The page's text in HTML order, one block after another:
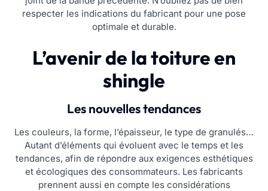
respecter les indications du fabricant pour une pose
optimale et durable.
L’avenir de la toiture en
shingle
Les nouvelles tendances
Les couleurs, la forme, l’épaisseur, le type de granulés…
Autant d’éléments qui évoluent avec le temps et les
tendances, afin de répondre aux exigences esthétiques
et écologiques des consommateurs. Les fabricants
prennent aussi en compte les considérations